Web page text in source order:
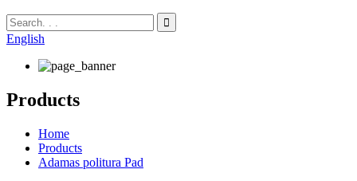
English
Products
Home
Products
Adamas politura Pad